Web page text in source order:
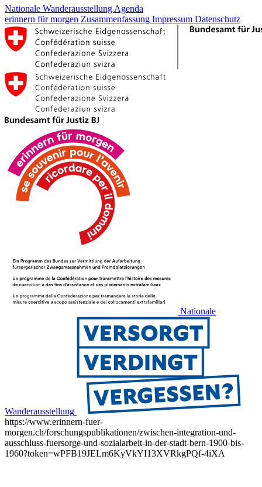
Nationale Wanderausstellung Agenda
erinnern für morgen Zusammenfassung Impressum Datenschutz
Nationale
Wanderausstellung
https://www.erinnern-fuer-
morgen.ch/forschungspublikationen/zwischen-integration-und-
ausschluss-fuersorge-und-sozialarbeit-in-der-stadt-bern-1900-bis-
1960?token=wPFB19JELm6KyVkYI13XVRkgPQf-4iXA